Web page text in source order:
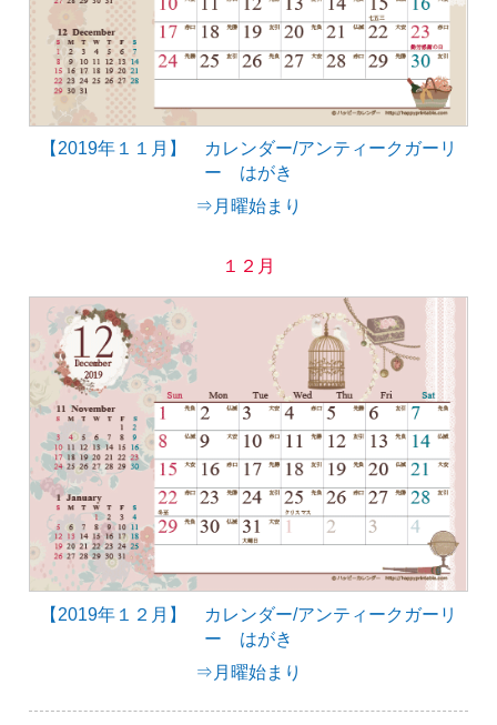
【2019年１１月】 カレンダー/アンティークガーリ
ー はがき
⇒月曜始まり
１２月
【2019年１２月】 カレンダー/アンティークガーリ
ー はがき
⇒月曜始まり